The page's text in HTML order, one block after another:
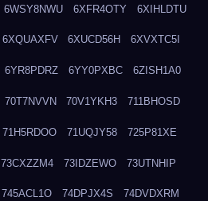
6WSY8NWU 6XFR4OTY 6XIHLDTU
6XQUAXFV 6XUCD56H 6XVXTC5I
6YR8PDRZ 6YY0PXBC 6ZISH1A0
70T7NVVN 70V1YKH3 711BHOSD
71H5RDOO 71UQJY58 725P81XE
73CXZZM4 73IDZEWO 73UTNHIP
745ACL1O 74DPJX4S 74DVDXRM